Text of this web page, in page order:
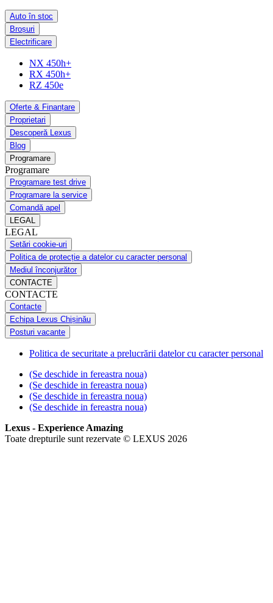
Auto în stoc
Broșuri
Electrificare
NX 450h+
RX 450h+
RZ 450e
Oferte & Finanțare
Proprietari
Descoperă Lexus
Blog
Programare
Programare
Programare test drive
Programare la service
Comandă apel
LEGAL
LEGAL
Setări cookie-uri
Politica de protecție a datelor cu caracter personal
Mediul înconjurător
CONTACTE
CONTACTE
Contacte
Echipa Lexus Chișinău
Posturi vacante
Politica de securitate a prelucrării datelor cu caracter personal
(Se deschide in fereastra noua)
(Se deschide in fereastra noua)
(Se deschide in fereastra noua)
(Se deschide in fereastra noua)
Lexus - Experience Amazing
Toate drepturile sunt rezervate © LEXUS 2026